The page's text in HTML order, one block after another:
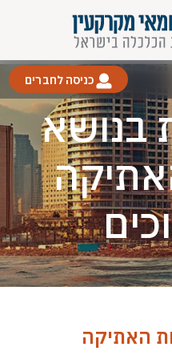
כניסה לחברים
בנושא
האתיקה